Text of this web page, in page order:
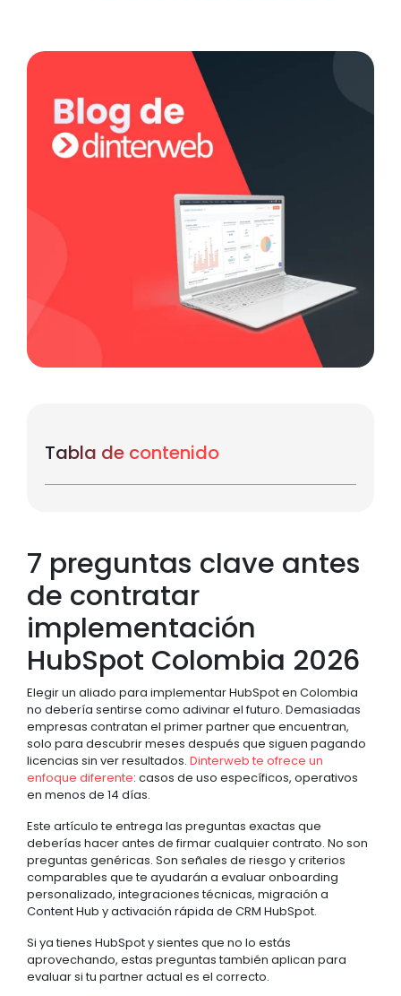
Tabla de contenido
7 preguntas clave antes
de contratar
implementación
HubSpot Colombia 2026
Elegir un aliado para implementar HubSpot en Colombia
no debería sentirse como adivinar el futuro. Demasiadas
empresas contratan el primer partner que encuentran,
solo para descubrir meses después que siguen pagando
licencias sin ver resultados. Dinterweb te ofrece un
enfoque diferente: casos de uso específicos, operativos
en menos de 14 días.
Este artículo te entrega las preguntas exactas que
deberías hacer antes de firmar cualquier contrato. No son
preguntas genéricas. Son señales de riesgo y criterios
comparables que te ayudarán a evaluar onboarding
personalizado, integraciones técnicas, migración a
Content Hub y activación rápida de CRM HubSpot.
Si ya tienes HubSpot y sientes que no lo estás
aprovechando, estas preguntas también aplican para
evaluar si tu partner actual es el correcto.